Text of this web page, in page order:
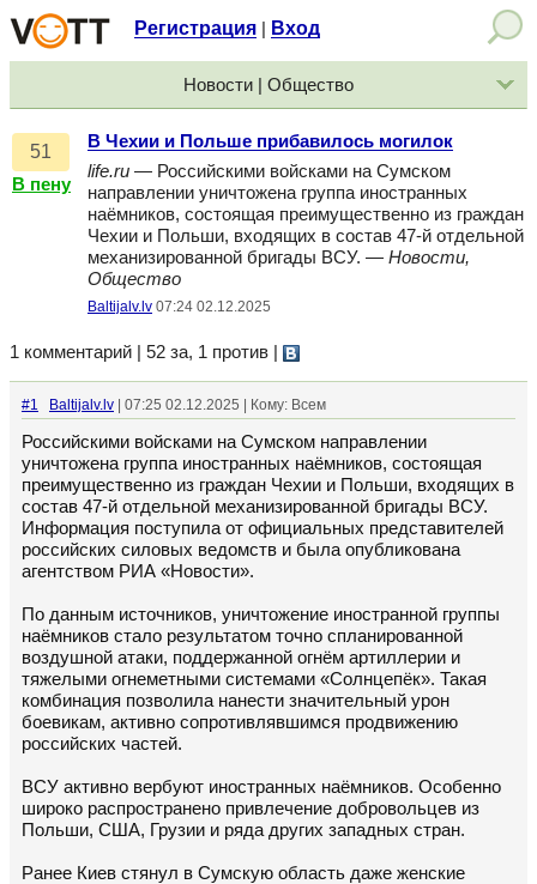
Регистрация Вход
Новости | Общество
51
В пену
В Чехии и Польше прибавилось могилок
life.ru — Российскими войсками на Сумском
направлении уничтожена группа иностранных
наёмников, состоящая преимущественно из граждан
Чехии и Польши, входящих в состав 47-й отдельной
механизированной бригады ВСУ. — Новости,
Общество
Baltijalv.lv 07:24 02.12.2025
1 комментарий | 52 за, 1 против
#1 Baltijalv.lv | 07:25 02.12.2025 | Кому: Всем
Российскими войсками на Сумском направлении
уничтожена группа иностранных наёмников, состоящая
преимущественно из граждан Чехии и Польши, входящих в
состав 47-й отдельной механизированной бригады ВСУ.
Информация поступила от официальных представителей
российских силовых ведомств и была опубликована
агентством РИА «Новости».
По данным источников, уничтожение иностранной группы
наёмников стало результатом точно спланированной
воздушной атаки, поддержанной огнём артиллерии и
тяжелыми огнеметными системами «Солнцепёк». Такая
комбинация позволила нанести значительный урон
боевикам, активно сопротивлявшимся продвижению
российских частей.
ВСУ активно вербуют иностранных наёмников. Особенно
широко распространено привлечение добровольцев из
Польши, США, Грузии и ряда других западных стран.
Ранее Киев стянул в Сумскую область даже женские